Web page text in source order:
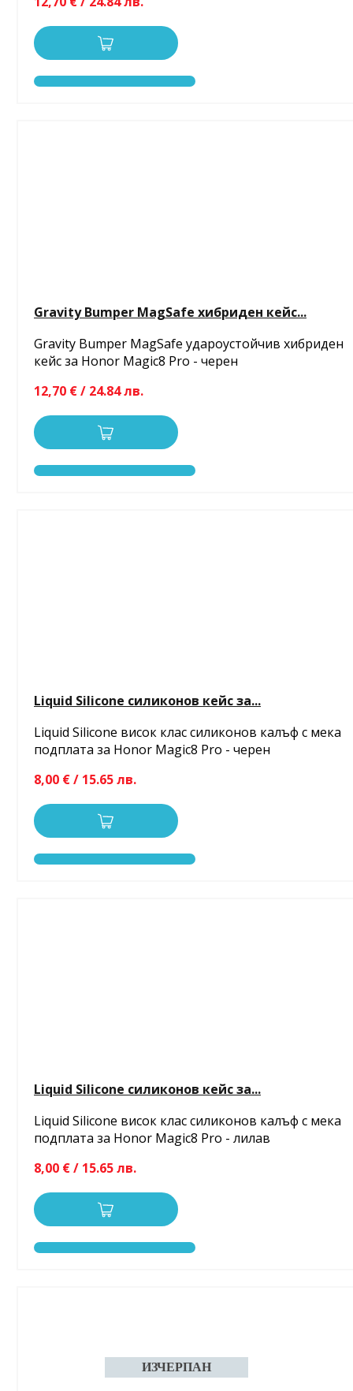
Gravity Bumper MagSafe хибриден кейс...
Gravity Bumper MagSafe удароустойчив хибриден
кейс за Honor Magic8 Pro - черен
12,70 € / 24.84 лв.
Liquid Silicone силиконов кейс за...
Liquid Silicone висок клас силиконов калъф с мека
подплата за Honor Magic8 Pro - черен
8,00 € / 15.65 лв.
Liquid Silicone силиконов кейс за...
Liquid Silicone висок клас силиконов калъф с мека
подплата за Honor Magic8 Pro - лилав
8,00 € / 15.65 лв.